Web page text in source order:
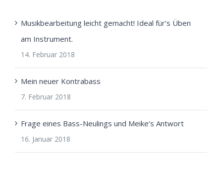
Musikbearbeitung leicht gemacht! Ideal für’s Üben
am Instrument.
14. Februar 2018
Mein neuer Kontrabass
7. Februar 2018
Frage eines Bass-Neulings und Meike’s Antwort
16. Januar 2018